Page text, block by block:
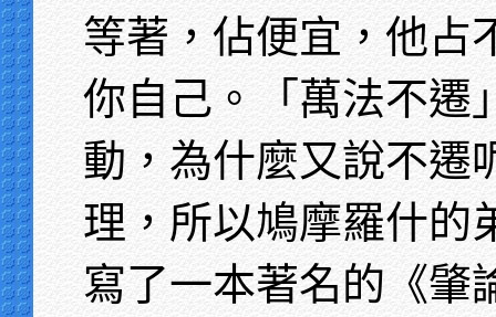
等著，佔便宜，他占
你自己。「萬法不遷
動，為什麼又說不遷
理，所以鳩摩羅什的
寫了一本著名的《肇